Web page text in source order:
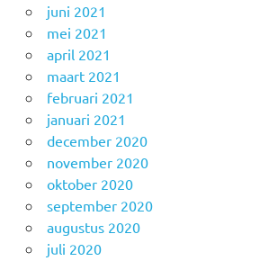
juni 2021
mei 2021
april 2021
maart 2021
februari 2021
januari 2021
december 2020
november 2020
oktober 2020
september 2020
augustus 2020
juli 2020